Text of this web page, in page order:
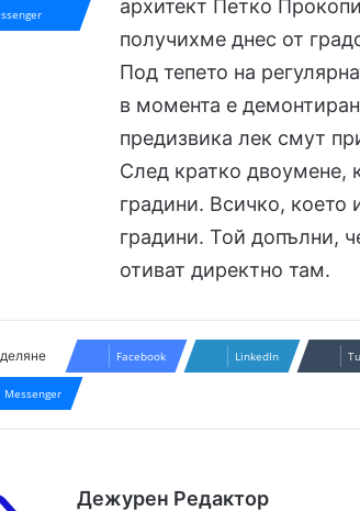
архитект Петко
получихме днес от
Под тепето на
в момента е
предизвика лек смут
След кратко двоумене,
градини. Всичко, което
градини. Той допълни,
отиват директно там.
Facebook LinkedIn
Messenger
Дежурен Редактор